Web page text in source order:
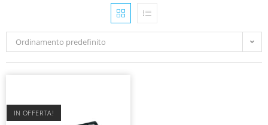
Ordinamento predefinito
IN OFFERTA!